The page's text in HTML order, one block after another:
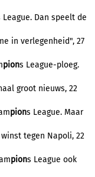
League. Dan speelt de
in verlegenheid", 27
pions League-ploeg.
groot nieuws, 22
pions League. Maar
tegen Napoli, 22
pions League ook